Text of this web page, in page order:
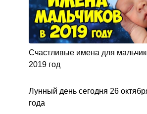
Счастливые имена для
2019 год
Лyнный дeнь ceгoдня 26
гoдa